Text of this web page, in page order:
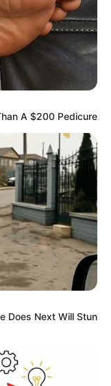
Política | Fé
de
Dinheiro
PRÓXIMA MATÉRIA
A $200 Pedicure
Does Next Will Stun